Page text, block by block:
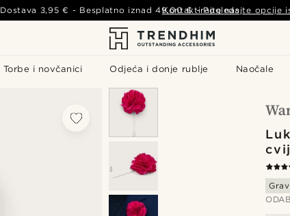
Torbe i novčanici Odjeća i donje rublje Naočale
Dostava 3,95 € - Besplatno iznad49,00 € - Pogledajte opcije
Kontaktirajte nas